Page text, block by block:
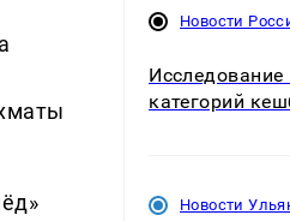
Новости
категорий
Новости